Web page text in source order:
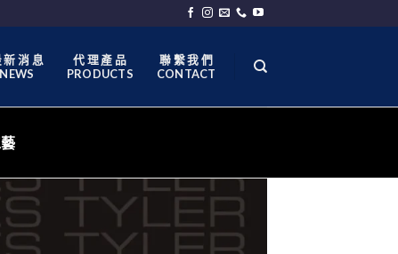
新 消 息
NEWS
代 理 產 品
PRODUCTS
聯 繫 我 們
CONTACT